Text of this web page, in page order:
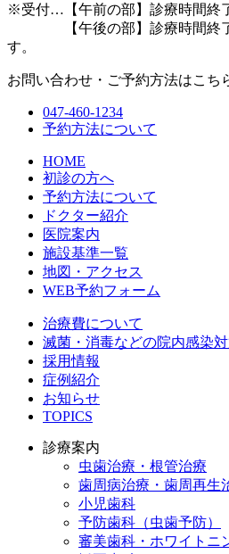
※受付…【午前の部】診療時間終
【午後の部】診療時間終了1
す。
お問い合わせ・ご予約方法はこち
047-460-1234
予約方法について
HOME
初診の方へ
予約方法について
ドクター紹介
医院案内
施設基準一覧
地図・アクセス
WEB予約フォーム
治療費について
滅菌・消毒などの院内感染
採用情報
症例紹介
お知らせ
TOPICS
診療案内
虫歯治療・根管治療
歯周病治療・歯周再生
小児歯科
予防歯科（虫歯予防）
審美歯科・ホワイトニ